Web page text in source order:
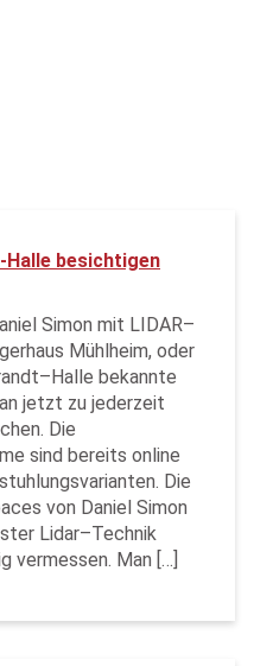
Halle besichtigen
Simon mit LIDAR–
Mühlheim, oder
bekannte
jetzt zu jederzeit
Die
sind bereits online
Die
von Daniel Simon
Lidar–Technik
vermessen. Man […]